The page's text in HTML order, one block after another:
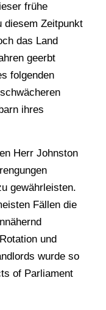
frühe
diesem Zeitpunkt
das Land
geerbt
folgenden
ihres
Herr Johnston
gewährleisten.
Fällen die
und
wurde so
of Parliament